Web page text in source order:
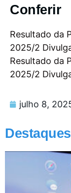
Conferir
Resultado da
2025/2
Resultado da
2025/2
julho 8,